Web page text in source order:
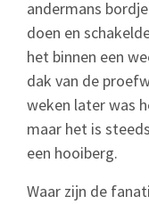
andermans
doen en
het binnen een
dak van de
weken later was
maar het is
een hooiberg.
Waar zijn de